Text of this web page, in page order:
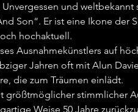
und weltbekannt
Son“. Er ist eine Ikone der
hochaktuell.
Ausnahmekünstlers auf
Jahren oft mit Alun
die zum Träumen einlädt.
größtmöglicher stimmlicher
Weise 50 Jahre